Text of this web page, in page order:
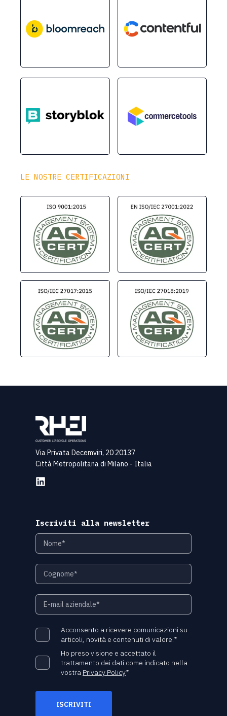
LE NOSTRE CERTIFICAZIONI
Via Privata Decemviri, 20 20137
Città Metropolitana di Milano - Italia
Iscriviti alla newsletter
Acconsento a ricevere comunicazioni su
articoli, novità e contenuti di valore.*
Ho preso visione e accettato il
trattamento dei dati come indicato nella
vostra Privacy Policy*